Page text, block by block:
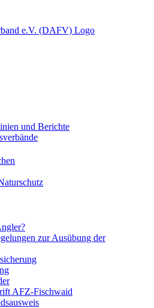
und Berichte
zur Ausübung der
AFZ-Fischwaid